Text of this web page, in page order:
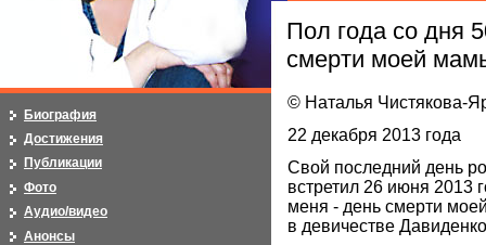
Пол года со дня
смерти моей
© Наталья Чистякова-
22 декабря 2013 года
Свой последний день
встретил 26 июня 2013
меня - день смерти
в девичестве
Биография
Достижения
Публикации
Фото
Аудио/видео
Анонсы